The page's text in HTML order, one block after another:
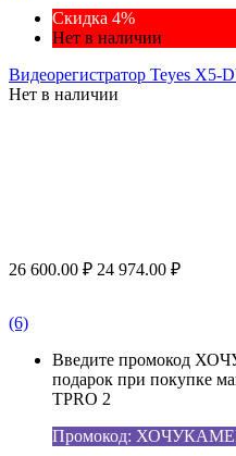
Скидка 4%
Нет в наличии
Видеорегистратор Teyes X5-
Нет в наличии
26 600.00 ₽ 24 974.00 ₽
(6)
Введите промокод
подарок при покупке
TPRO 2
Промокод: